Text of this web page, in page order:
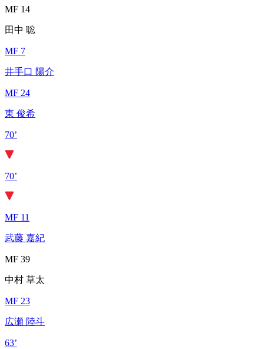
MF 14
田中 聡
MF 7
井手口 陽介
MF 24
東 俊希
70’
70’
MF 11
武藤 嘉紀
MF 39
中村 草太
MF 23
広瀬 陸斗
63’